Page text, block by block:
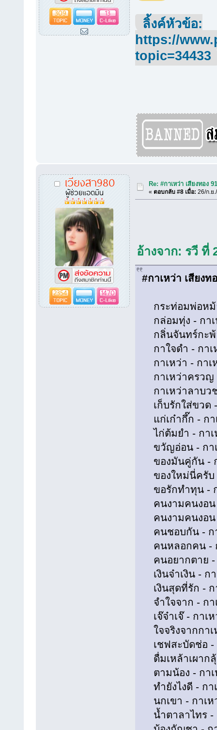
309 13
ลิ้งค์หัวข้อ:
https://
topic=34433
เวียงสา980
ผู้ช่วยแอตมิน
2354 1470
Re: #กาเหว่า เสียงทอง
«ตอบกลับ #8 เมื่อ: 26/ก.ย
อ้างจาก: รวี ที่
#กาเหว่า เสียงท
กระท่อมพ่อหม้า
กล่อมทุ่ง - กาเ
กลิ่นจันทร์กะพ้อ
กาใจดำ - กาเ
กาเหว่า - กาเ
กาเหว่าครวญ -
กาเหว่าลาบวช
เก็บรักใส่ขวด -
แก่เก๋ากึ๊ก - กา
ไก่ต้มยำ - กาเ
ขวัญอ่อน - กาเ
ของมันคู่กัน - ก
ของใหม่นี่ครับ
ขอรักทำทุน - ก
คนงามคนงอน
คนงามคนงอน
คนชอบกัน - กา
คนหลอกคน - ก
คนอยากตาย -
เงินจ๋าเงิน - ก
เงินสุดที่รัก - ก
จำใจจาก - กา
เจ๊จ๋าเจ๊ - กาเห
ใจจริงจากกาเ
เชฟสะบัดช่อ -
ดื่มเหล้าเผากลุ้
ตามน้อง - กาเ
ทำยังไงดี - กา
นกเขา - กาเห
น้ำตาลาไทร -